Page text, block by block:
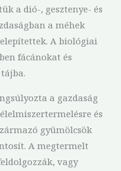
a dió-, gesztenye- és
a méhek
A biológiai
fácánokat és
a gazdaság
és
gyümölcsök
A megtermelt
vagy